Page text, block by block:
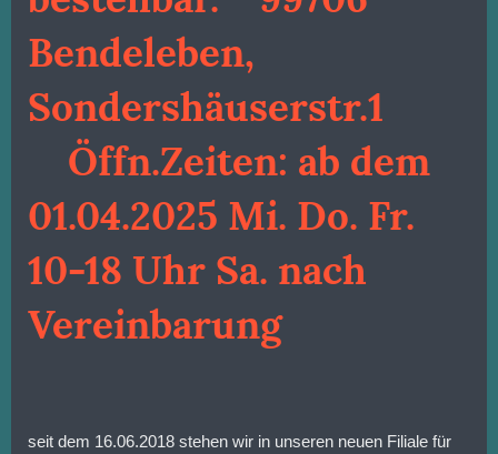
Bendeleben,
Sondershäuserstr.1
Öffn.Zeiten: ab dem
01.04.2025 Mi. Do. Fr.
10-18 Uhr Sa. nach
Vereinbarung
seit dem 16.06.2018 stehen wir in unseren neuen Filiale für